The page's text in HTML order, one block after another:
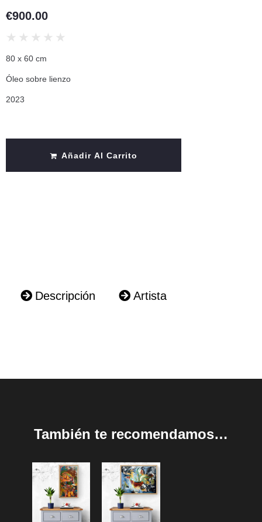
€900.00
★ ★ ★ ★ ★
80 x 60 cm
Óleo sobre lienzo
2023
Añadir Al Carrito
Descripción Artista
También te recomendamos…